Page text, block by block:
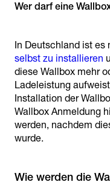
Wer darf eine
In Deutschland ist
selbst zu installieren
diese Wallbox mehr
Ladeleistung
Installation der
Wallbox Anmeldung
werden, nachdem
wurde.
Wie werden die